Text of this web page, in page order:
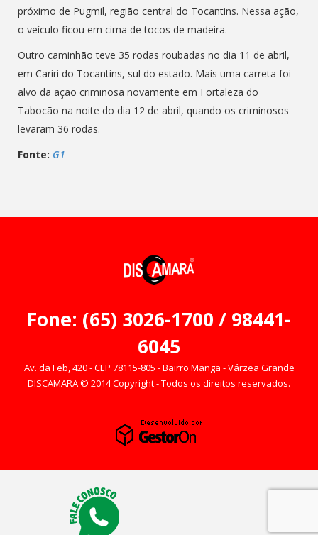
próximo de Pugmil, região central do Tocantins. Nessa ação,
o veículo ficou em cima de tocos de madeira.
Outro caminhão teve 35 rodas roubadas no dia 11 de abril,
em Cariri do Tocantins, sul do estado. Mais uma carreta foi
alvo da ação criminosa novamente em Fortaleza do
Tabocão na noite do dia 12 de abril, quando os criminosos
levaram 36 rodas.
Fonte: G1
Fone: (65) 3026-1700 / 98441-
6045
Av. da Feb, 420 - CEP 78115-805 - Bairro Manga - Várzea Grande
DISCAMARA © 2014 Copyright - Todos os direitos reservados.